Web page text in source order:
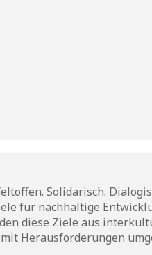
Solidarisch.
für nachhaltige
diese Ziele aus
Herausforderungen